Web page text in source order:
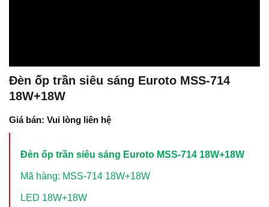
Đèn ốp trần siêu sáng Euroto MSS-714
18W+18W
Giá bán: Vui lòng liên hệ
Đèn ốp trần siêu sáng Euroto MSS-714 18W+18W
Mã hàng: MSS-714 18W+18W
LED 18W+18W